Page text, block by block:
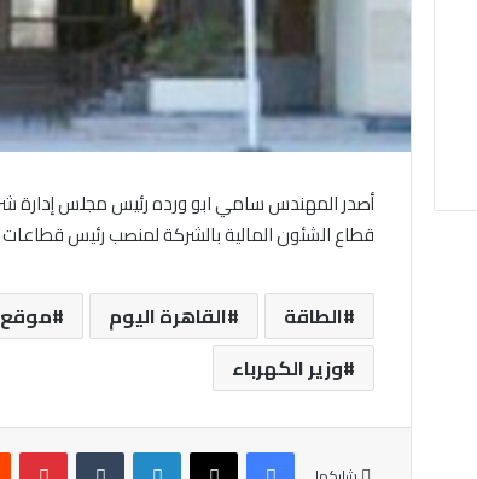
أصدر المهندس سامي ابو ورده رئيس مجلس إدارة شركة
قطاع الشئون المالية بالشركة لمنصب رئيس قطاعات
الطاقة القاهرة اليوم موقع
وزير الكهرباء
فيسبوك لينكدإن بينتيريست